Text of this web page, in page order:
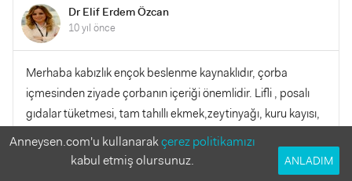
Dr Elif Erdem Özcan
10 yıl önce
Merhaba kabızlık ençok beslenme kaynaklıdır, çorba
içmesinden ziyade çorbanın içeriği önemlidir. Lifli , posalı
gıdalar tüketmesi, tam tahıllı ekmek,zeytinyağı, kuru kayısı,
armut vb kakasını yumuşatacak gıdaları tüketmesi
önemlidir. Eğer bunları tüketmesine rağmen kabızlık devam
ediyorsa gastroenteroloji uzmanı değerlendirmesi gerekir,
Anneysen.com'u kullanarakçerez politikamızı
kabul etmiş olursunuz.
ANLADIM